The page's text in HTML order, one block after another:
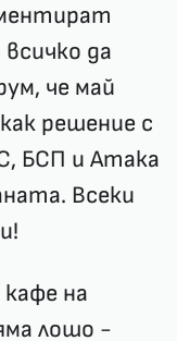
да
че май
решение с
БСП и Атака
Всеки
!
на
лошо -